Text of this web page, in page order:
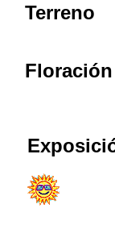
Terreno
Floración